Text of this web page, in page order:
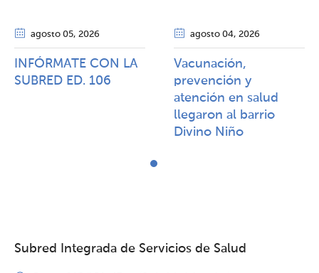
agosto 05, 2026
INFÓRMATE CON LA
SUBRED ED. 106
agosto 04, 2026
Vacunación,
prevención y
atención en salud
llegaron al barrio
Divino Niño
Subred Integrada de Servicios de Salud